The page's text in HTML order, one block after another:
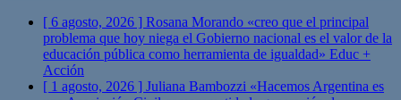
[ 6 agosto, 2026 ] Rosana Morando «creo que el principal
problema que hoy niega el Gobierno nacional es el valor de la
educación pública como herramienta de igualdad» Educ +
Acción
[ 1 agosto, 2026 ] Juliana Bambozzi «Hacemos Argentina es